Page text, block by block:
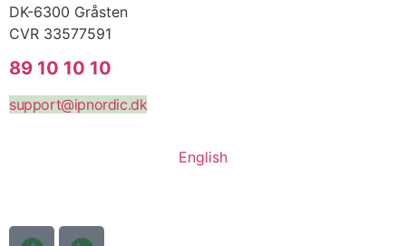
DK-6300 Gråsten
CVR 33577591
89 10 10 10
support@ipnordic.dk
English